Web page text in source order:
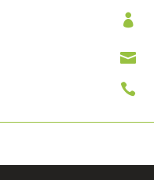


